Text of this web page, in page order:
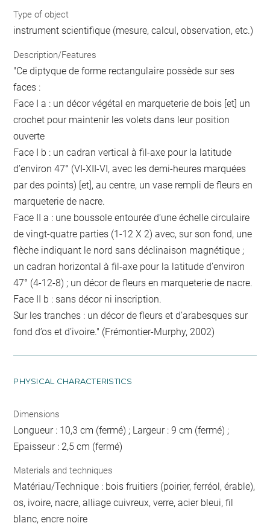
Type of object
instrument scientifique (mesure, calcul, observation, etc.)
Description/Features
"Ce diptyque de forme rectangulaire possède sur ses
faces :
Face I a : un décor végétal en marqueterie de bois [et] un
crochet pour maintenir les volets dans leur position
ouverte
Face I b : un cadran vertical à fil-axe pour la latitude
d’environ 47° (VI-XII-VI, avec les demi-heures marquées
par des points) [et], au centre, un vase rempli de fleurs en
marqueterie de nacre.
Face II a : une boussole entourée d’une échelle circulaire
de vingt-quatre parties (1-12 X 2) avec, sur son fond, une
flèche indiquant le nord sans déclinaison magnétique ;
un cadran horizontal à fil-axe pour la latitude d’environ
47° (4-12-8) ; un décor de fleurs en marqueterie de nacre.
Face II b : sans décor ni inscription.
Sur les tranches : un décor de fleurs et d’arabesques sur
fond d’os et d’ivoire." (Frémontier-Murphy, 2002)
PHYSICAL CHARACTERISTICS
Dimensions
Longueur : 10,3 cm (fermé) ; Largeur : 9 cm (fermé) ;
Epaisseur : 2,5 cm (fermé)
Materials and techniques
Matériau/Technique : bois fruitiers (poirier, ferréol, érable),
os, ivoire, nacre, alliage cuivreux, verre, acier bleui, fil
blanc, encre noire